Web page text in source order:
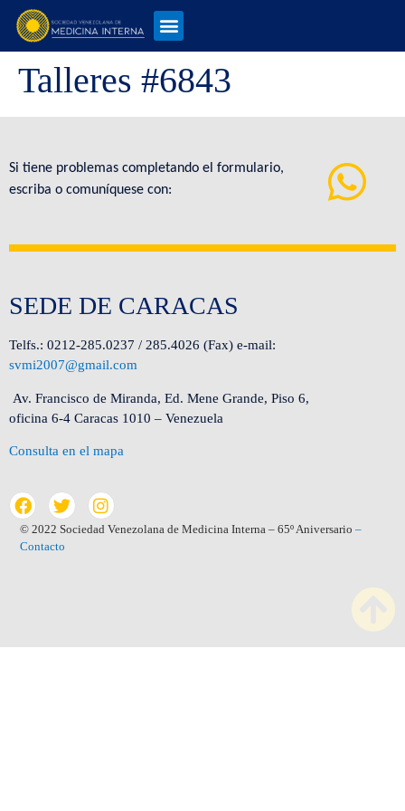
Talleres #6843
Si tiene problemas completando el formulario,
escriba o comuníquese con:
SEDE DE CARACAS
Telfs.: 0212-285.0237 / 285.4026 (Fax) e-mail:
svmi2007@gmail.com
Av. Francisco de Miranda, Ed. Mene Grande, Piso 6,
oficina 6-4 Caracas 1010 – Venezuela
Consulta en el mapa
© 2022 Sociedad Venezolana de Medicina Interna – 65º Aniversario –
Contacto